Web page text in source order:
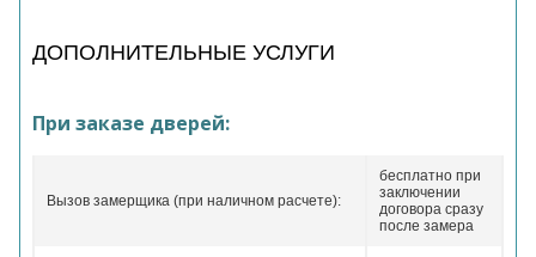
ДОПОЛНИТЕЛЬНЫЕ УСЛУГИ
При заказе дверей:
Вызов замерщика (при наличном расчете):
бесплатно при
заключении
договора сразу
после замера